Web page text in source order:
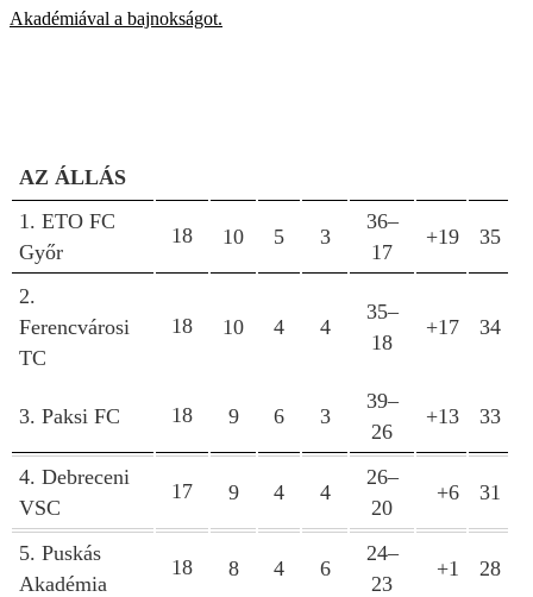
Akadémiával a bajnokságot.
AZ ÁLLÁS
1. ETO FC
Győr
18 10 5 3
36–
17
+19 35
2.
Ferencvárosi
TC
18 10 4 4
35–
18
+17 34
3. Paksi FC 18 9 6 3
39–
26
+13 33
4. Debreceni
VSC
17 9 4 4
26–
20
+6 31
5. Puskás
Akadémia
18 8 4 6
24–
23
+1 28